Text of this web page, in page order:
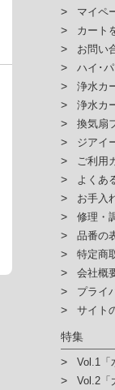
マイペ
カート
お問い
ハイ･
浄水カ
浄水カ
換気扇
ジアイ
ご利用
よくあ
お手入
修理・
品番の
特定商
会社概
プライ
サイト
特集
Vol.1「
Vol.2「